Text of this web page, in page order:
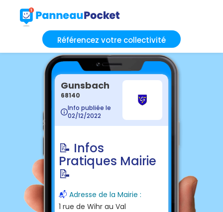
Référencez votre collectivité
Gunsbach
68140
Info publiée le
02/12/2022
📝 Infos
Pratiques Mairie
📝
📬 Adresse de la Mairie :
1 rue de Wihr au Val